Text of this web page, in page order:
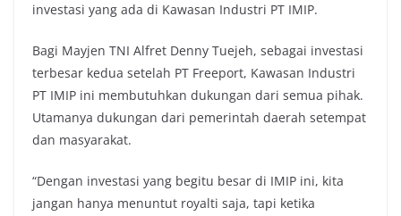
investasi yang ada di Kawasan Industri PT IMIP.
Bagi Mayjen TNI Alfret Denny Tuejeh, sebagai investasi
terbesar kedua setelah PT Freeport, Kawasan Industri
PT IMIP ini membutuhkan dukungan dari semua pihak.
Utamanya dukungan dari pemerintah daerah setempat
dan masyarakat.
“Dengan investasi yang begitu besar di IMIP ini, kita
jangan hanya menuntut royalti saja, tapi ketika